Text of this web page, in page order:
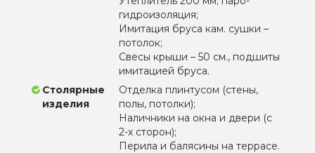
гидроизоляция;
Имитация бруса кам. сушки –
потолок;
Свесы крыши – 50 см., подшиты
имитацией бруса.
Столярные
изделия
Отделка плинтусом (стены,
полы, потолки);
Наличники на окна и двери (с
2-х сторон);
Перила и балясины на террасе.